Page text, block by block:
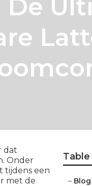
dat
Onder
tijdens een
met de
–